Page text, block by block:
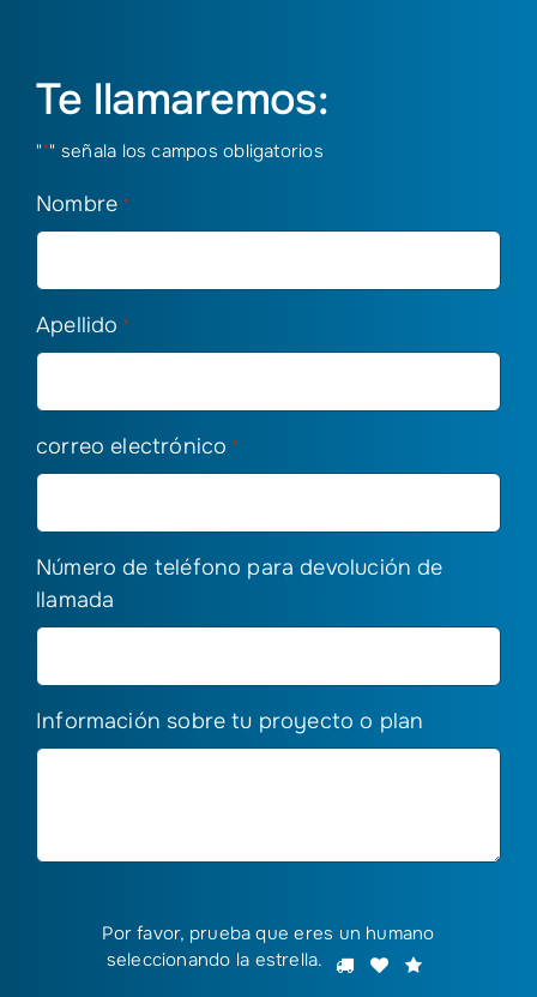
Te llamaremos:
"*" señala los campos obligatorios
Nombre *
Apellido *
correo electrónico *
Número de teléfono para devolución de
llamada
Información sobre tu proyecto o plan
Por favor, prueba que eres un humano
seleccionando la estrella.
Por
2